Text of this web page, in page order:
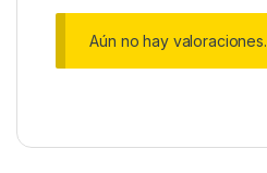
Aún no hay valoraciones.